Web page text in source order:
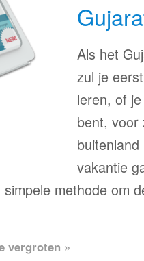
Als het
zul je
leren, of
bent, voor
vakantie
methode om
vergroten »